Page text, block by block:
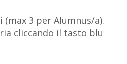
3 per Alumnus/a).
cliccando il tasto blu